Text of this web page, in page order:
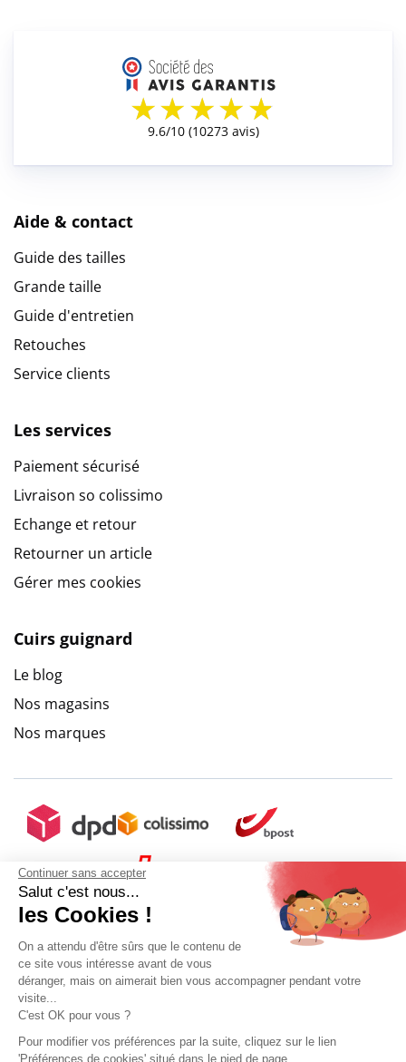
Continuer sans accepter
Salut c'est nous...
les Cookies !
On a attendu d'être sûrs que le contenu de
ce site vous intéresse avant de vous
déranger, mais on aimerait bien vous accompagner pendant votre
visite...
C'est OK pour vous ?
Pour modifier vos préférences par la suite, cliquez sur le lien
'Préférences de cookies' situé dans le pied de page.
Frais de port offert
Ajouter au panier
Aide & contact
Guide des tailles
Grande taille
Guide d'entretien
Retouches
Service clients
Les services
Paiement sécurisé
Livraison so colissimo
Echange et retour
Retourner un article
Gérer mes cookies
Cuirs guignard
Le blog
Nos magasins
Nos marques